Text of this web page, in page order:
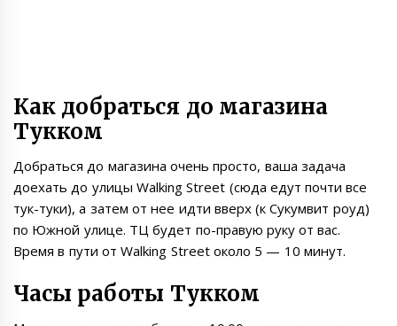
Как добраться до магазина
Тукком
Добраться до магазина очень просто, ваша задача
доехать до улицы Walking Street (сюда едут почти все
тук-туки), а затем от нее идти вверх (к Сукумвит роуд)
по Южной улице. ТЦ будет по-правую руку от вас.
Время в пути от Walking Street около 5 — 10 минут.
Часы работы Тукком